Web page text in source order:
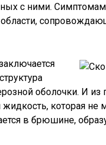
с ними.
оболочки. И
жидкость, которая не
в брюшине,